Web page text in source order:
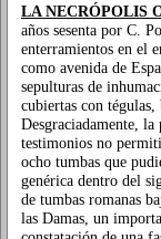
LA NECRÓPOLIS
años sesenta por C.
enterramientos en el
como avenida de
sepulturas de
cubiertas con
Desgraciadamente, la
testimonios no
ocho tumbas que
genérica dentro del
de tumbas romanas
las Damas, un